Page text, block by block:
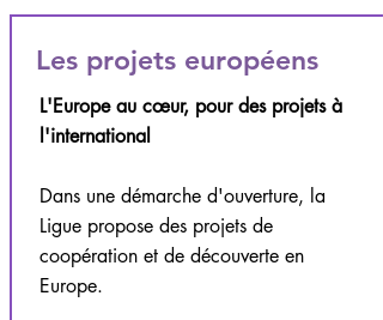
Les projets européens
L'Europe au cœur, pour des projets à
l'international
Dans une démarche d'ouverture, la
Ligue propose des projets de
coopération et de découverte en
Europe.